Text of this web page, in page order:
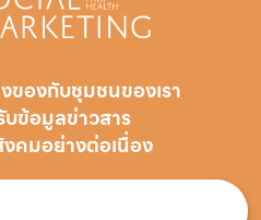
ของกับชุมชนของเรา
บข้อมูลข่าวสาร
คมอย่างต่อเนื่อง